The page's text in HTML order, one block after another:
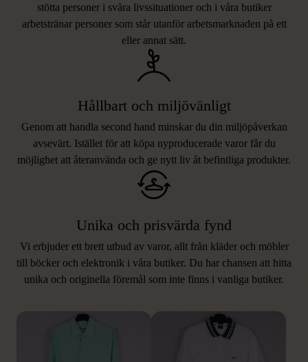
stötta personer i svåra livssituationer och i våra butiker
arbetstränar personer som står utanför arbetsmarknaden på ett
eller annat sätt.
Hållbart och miljövänligt
Genom att handla second hand minskar du din miljöpåverkan
avsevärt. Istället för att köpa nyproducerade varor får du
möjlighet att återanvända och ge nytt liv åt befintliga produkter.
Unika och prisvärda fynd
Vi erbjuder ett brett utbud av varor, allt från kläder och möbler
till böcker och elektronik i våra butiker. Du har chansen att hitta
unika och originella föremål som inte finns i vanliga butiker.
LIKNANDE PRODUKTER
Hitta produkter som påminner om denna